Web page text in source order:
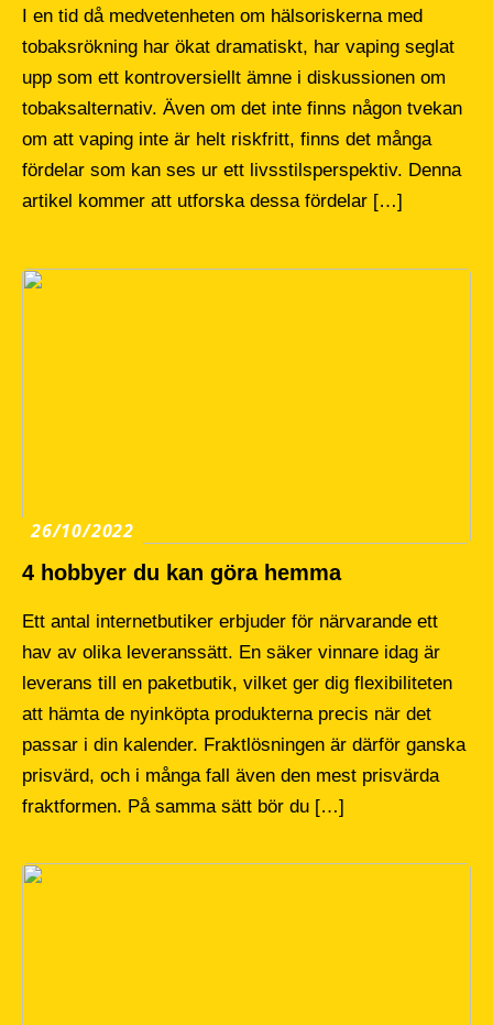
I en tid då medvetenheten om hälsoriskerna med
tobaksrökning har ökat dramatiskt, har vaping seglat
upp som ett kontroversiellt ämne i diskussionen om
tobaksalternativ. Även om det inte finns någon tvekan
om att vaping inte är helt riskfritt, finns det många
fördelar som kan ses ur ett livsstilsperspektiv. Denna
artikel kommer att utforska dessa fördelar […]
26/10/2022
4 hobbyer du kan göra hemma
Ett antal internetbutiker erbjuder för närvarande ett
hav av olika leveranssätt. En säker vinnare idag är
leverans till en paketbutik, vilket ger dig flexibiliteten
att hämta de nyinköpta produkterna precis när det
passar i din kalender. Fraktlösningen är därför ganska
prisvärd, och i många fall även den mest prisvärda
fraktformen. På samma sätt bör du […]